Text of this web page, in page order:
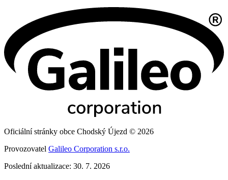
Oficiální stránky obce Chodský Újezd © 2026
Provozovatel Galileo Corporation s.r.o.
Poslední aktualizace: 30. 7. 2026